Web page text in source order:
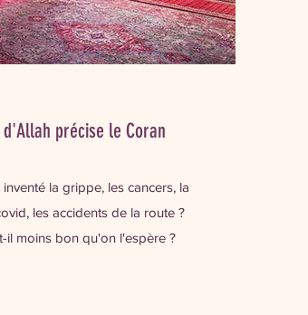
d'Allah précise le Coran
la grippe, les cancers, la
les accidents de la route ?
il moins bon qu'on l'espère ?